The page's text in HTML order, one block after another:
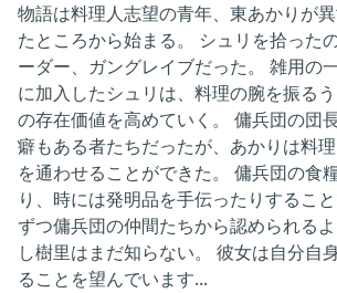
物語は料理人志望の青年、東あかりが
たところから始まる。 シュリを拾った
ーダー、ガングレイブだった。 雑用の
に加入したシュリは、料理の腕を振る
の存在価値を高めていく。 傭兵団の団
癖もある者たちだったが、あかりは料
を通わせることができた。 傭兵団の食
り、時には発明品を手伝ったりするこ
ずつ傭兵団の仲間たちから認められる
し樹里はまだ知らない。 彼女は自分自
ることを望んでいます...